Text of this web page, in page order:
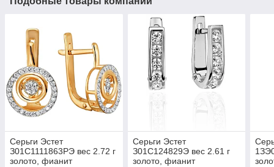
Серьги Эстет
З01С1111863РЭ вес 2.72 г
золото, фианит
Серьги Эстет
З01С124829Э вес 2.61 г
золото, фианит